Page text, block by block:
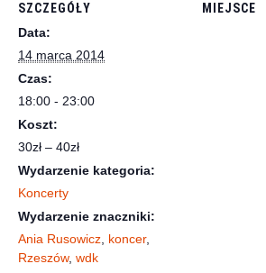
SZCZEGÓŁY
Data:
14 marca 2014
Czas:
18:00 - 23:00
Koszt:
30zł – 40zł
Wydarzenie kategoria:
Koncerty
Wydarzenie znaczniki:
Ania Rusowicz koncer,
Rzeszów, wdk
MIEJSCE